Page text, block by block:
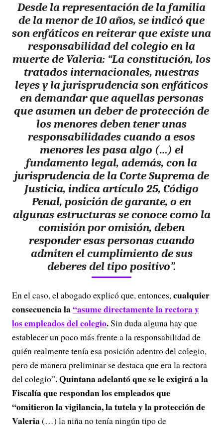
Desde la representación de la familia
de la menor de 10 años, se indicó que
son enfáticos en reiterar que existeuna
responsabilidad del colegio en la
muerte de Valeria: “La constitución, los
tratados internacionales, nuestras
leyes y la jurisprudencia son enfáticos
en demandar que aquellas personas
que asumen un deber de protección de
los menores deben tener unas
responsabilidades cuando a esos
menores les pasa algo (…) el
fundamento legal, además, con la
jurisprudencia de la Corte Suprema de
Justicia, indica artículo 25, Código
Penal, posición de garante, o en
algunas estructuras se conoce como la
comisión por omisión, deben
responder esas personas cuando
admiten el cumplimiento de sus
deberes del tipo positivo”.
En el caso, el abogado explicó que, entonces,cualquier
consecuencia la“asume directamente la rectora y
los empleados del colegio.Sin duda alguna hay que
establecer un poco más frente a la responsabilidad de
quién realmente tenía esa posición adentro del colegio,
pero de manera preliminar se destaca que era la rectora
del colegio”. Quintana adelantó que se le exigirá a la
Fiscalía que respondan los empleados que
“omitieron la vigilancia, la tutela y la protección de
Valeria(…) la niña no tenía ningún tipo de